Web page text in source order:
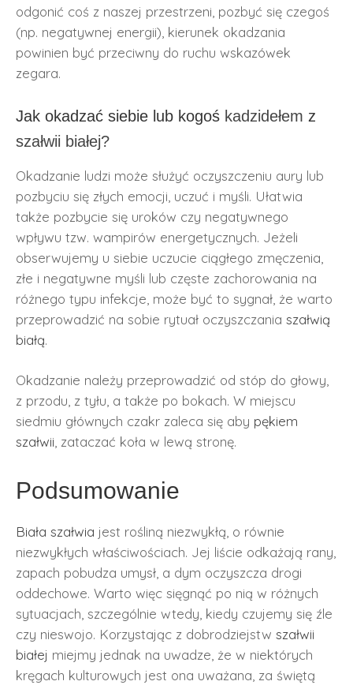
odgonić coś z naszej przestrzeni, pozbyć się czegoś
(np. negatywnej energii), kierunek okadzania
powinien być przeciwny do ruchu wskazówek
zegara.
Jak okadzać siebie lub kogoś kadzidełem z
szałwii białej?
Okadzanie ludzi może służyć oczyszczeniu aury lub
pozbyciu się złych emocji, uczuć i myśli. Ułatwia
także pozbycie się uroków czy negatywnego
wpływu tzw. wampirów energetycznych. Jeżeli
obserwujemy u siebie uczucie ciągłego zmęczenia,
złe i negatywne myśli lub częste zachorowania na
różnego typu infekcje, może być to sygnał, że warto
przeprowadzić na sobie rytuał oczyszczania szałwią
białą.
Okadzanie należy przeprowadzić od stóp do głowy,
z przodu, z tyłu, a także po bokach. W miejscu
siedmiu głównych czakr zaleca się aby pękiem
szałwii , zataczać koła w lewą stronę.
Podsumowanie
Biała szałwia jest rośliną niezwykłą, o równie
niezwykłych właściwościach. Jej liście odkażają rany,
zapach pobudza umysł, a dym oczyszcza drogi
oddechowe. Warto więc sięgnąć po nią w różnych
sytuacjach, szczególnie wtedy, kiedy czujemy się źle
czy nieswojo. Korzystając z dobrodziejstw szałwii
białej miejmy jednak na uwadze, że w niektórych
kręgach kulturowych jest ona uważana, za świętą